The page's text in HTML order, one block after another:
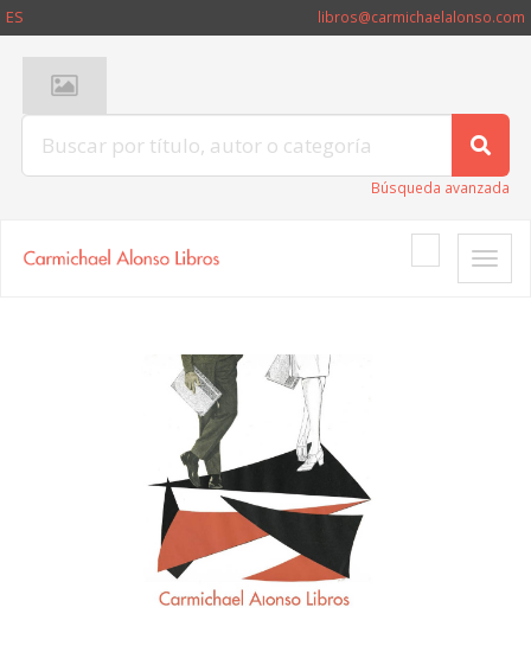
ES libros@carmichaelalonso.com
Búsqueda avanzada
Toggle